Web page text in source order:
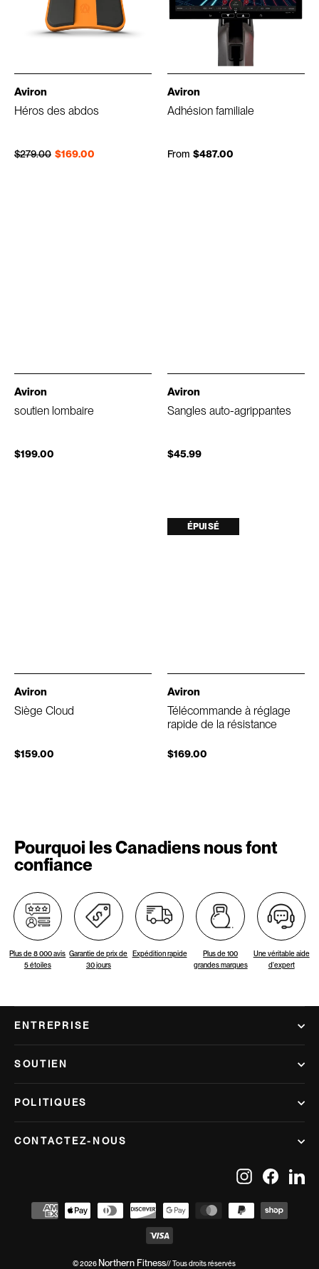
Aviron
Héros des abdos
$169.00
Prix régulier
$279.00
Prix réduit
Aviron
Adhésion familiale
From $487.00
Aviron
soutien lombaire
$199.00
Aviron
Sangles auto-agrippantes
$45.99
Aviron
Siège Cloud
$159.00
ÉPUISÉ
Aviron
Télécommande à réglage
rapide de la résistance
$169.00
Pourquoi les Canadiens nous font
confiance
Plus de 8 000 avis
5 étoiles
Garantie de prix de
30 jours
Expédition rapide
Plus de 100
grandes marques
Une véritable aide
d'expert
ENTREPRISE
SOUTIEN
POLITIQUES
CONTACTEZ-NOUS
InstagramFacebook
© 2026 Northern Fitness// Tous droits réservés